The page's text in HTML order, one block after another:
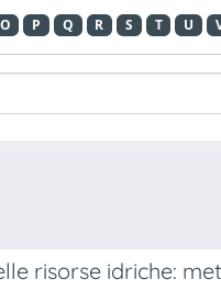
O P Q R S T U
risorse idriche: